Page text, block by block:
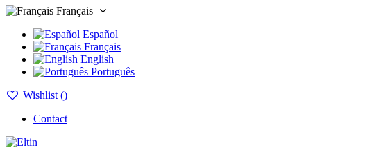
Français
Español
Français
English
Português
Wishlist ()
Contact